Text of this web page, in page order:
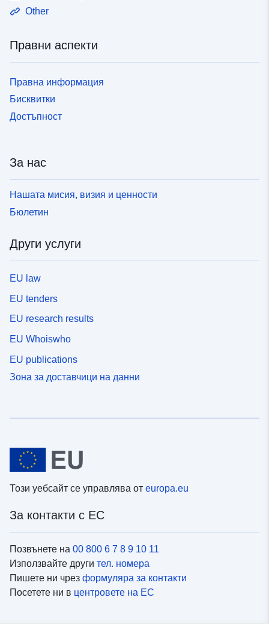
Other
Правни аспекти
Правна информация
Бисквитки
Достъпност
За нас
Нашата мисия, визия и ценности
Бюлетин
Други услуги
EU law
EU tenders
EU research results
EU Whoiswho
EU publications
Зона за доставчици на данни
Този уебсайт се управлява от europa.eu
За контакти с ЕС
Позвънете на 00 800 6 7 8 9 10 11
Използвайте други тел. номера
Пишете ни чрез формуляра за контакти
Посетете ни в центровете на ЕС